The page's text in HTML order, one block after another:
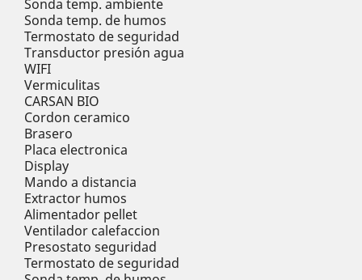
Sonda temp. ambiente
Sonda temp. de humos
Termostato de seguridad
Transductor presión agua
WIFI
Vermiculitas
CARSAN BIO
Cordon ceramico
Brasero
Placa electronica
Display
Mando a distancia
Extractor humos
Alimentador pellet
Ventilador calefaccion
Presostato seguridad
Termostato de seguridad